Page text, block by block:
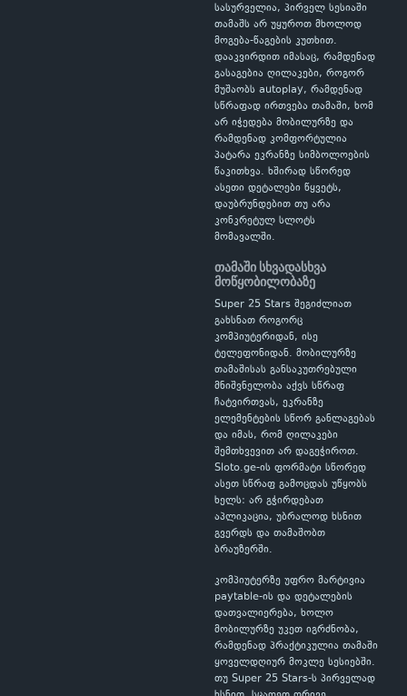
სასურველია, პირველ სესიაში
თამაშს არ უყუროთ მხოლოდ
მოგება-წაგების კუთხით.
დააკვირდით იმასაც, რამდენად
გასაგებია ღილაკები, როგორ
მუშაობს autoplay, რამდენად
სწრაფად ირთვება თამაში, ხომ
არ იჭედება მობილურზე და
რამდენად კომფორტულია
პატარა ეკრანზე სიმბოლოების
წაკითხვა. ხშირად სწორედ
ასეთი დეტალები წყვეტს,
დაუბრუნდებით თუ არა
კონკრეტულ სლოტს
მომავალში.
თამაში სხვადასხვა
მოწყობილობაზე
Super 25 Stars შეგიძლიათ
გახსნათ როგორც
კომპიუტერიდან, ისე
ტელეფონიდან. მობილურზე
თამაშისას განსაკუთრებული
მნიშვნელობა აქვს სწრაფ
ჩატვირთვას, ეკრანზე
ელემენტების სწორ განლაგებას
და იმას, რომ ღილაკები
შემთხვევით არ დაგეჭიროთ.
Sloto.ge-ის ფორმატი სწორედ
ასეთ სწრაფ გამოცდას უწყობს
ხელს: არ გჭირდებათ
აპლიკაცია, უბრალოდ ხსნით
გვერდს და თამაშობთ
ბრაუზერში.
კომპიუტერზე უფრო მარტივია
paytable-ის და დეტალების
დათვალიერება, ხოლო
მობილურზე უკეთ იგრძნობა,
რამდენად პრაქტიკულია თამაში
ყოველდღიურ მოკლე სესიებში.
თუ Super 25 Stars-ს პირველად